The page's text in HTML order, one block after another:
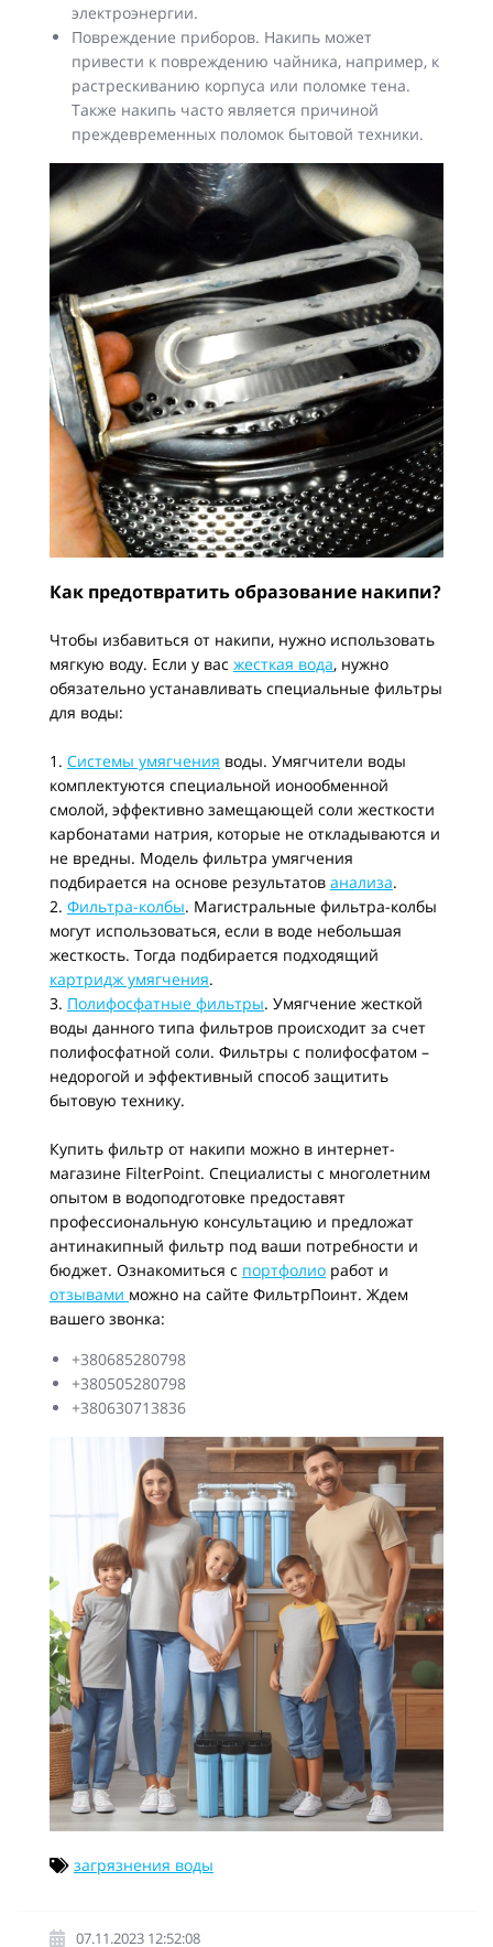
электроэнергии.
Повреждение приборов. Накипь может
привести к повреждению чайника, например, к
растрескиванию корпуса или поломке тена.
Также накипь часто является причиной
преждевременных поломок бытовой техники.
Как предотвратить образование накипи?
Чтобы избавиться от накипи, нужно использовать
мягкую воду. Если у вас жесткая вода, нужно
обязательно устанавливать специальные фильтры
для воды:
1. Системы умягчения воды. Умягчители воды
комплектуются специальной ионообменной
смолой, эффективно замещающей соли жесткости
карбонатами натрия, которые не откладываются и
не вредны. Модель фильтра умягчения
подбирается на основе результатов анализа.
2. Фильтра-колбы. Магистральные фильтра-колбы
могут использоваться, если в воде небольшая
жесткость. Тогда подбирается подходящий
картридж умягчения.
3. Полифосфатные фильтры. Умягчение жесткой
воды данного типа фильтров происходит за счет
полифосфатной соли. Фильтры с полифосфатом –
недорогой и эффективный способ защитить
бытовую технику.
Купить фильтр от накипи можно в интернет-
магазине FilterPoint. Специалисты с многолетним
опытом в водоподготовке предоставят
профессиональную консультацию и предложат
антинакипный фильтр под ваши потребности и
бюджет. Ознакомиться с портфолио работ и
отзывами можно на сайте ФильтрПоинт. Ждем
вашего звонка:
+380685280798
+380505280798
+380630713836
загрязнения воды
07.11.2023 12:52:08